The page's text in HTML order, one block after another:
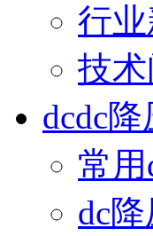
行
技
dcdc
常
dc